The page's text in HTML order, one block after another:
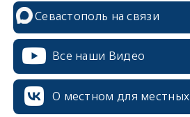
Севастополь на связи
Все наши Видео
О местном для местных